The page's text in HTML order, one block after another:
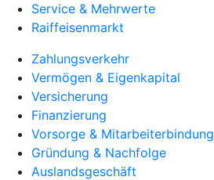
Service & Mehrwerte
Raiffeisenmarkt
Zahlungsverkehr
Vermögen & Eigenkapital
Versicherung
Finanzierung
Vorsorge & Mitarbeiterbindung
Gründung & Nachfolge
Auslandsgeschäft